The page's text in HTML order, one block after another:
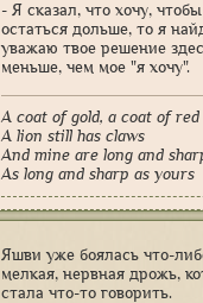
- Я сказал, что хочу,
остаться дольше, то я
уважаю твое решение
меньше, чем мое "я хочу".
A coat of gold, a coat of red
A lion still has claws
And mine are long and
As long and sharp as yours
Яшви уже боялась что-
мелкая, нервная дрожь,
стала что-то говорить.